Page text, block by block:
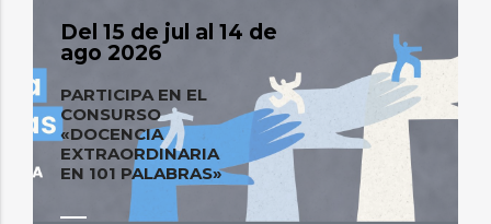
Del 15 de jul al 14 de
ago 2026
PARTICIPA EN EL
CONSURSO
«DOCENCIA
EXTRAORDINARIA
EN 101 PALABRAS»